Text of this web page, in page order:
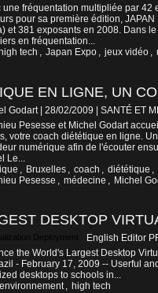
une fréquentation multipliée par 42
pour sa première édition,
et 381 exposants en 2008. Dans
en fréquentation...
high tech , Japan Expo , jeux vidéo ,
EN LIGNE, UN
Godart | 28/02/2009
SANTÉ ET
Pesesse et Michel Godart
votre coach diététique en ligne.
numérique afin de l'écouter
Le...
, Bruxelles , coach , diététique ,
Pesesse , médecine , Michel
DESKTOP
English Editor
the World's Largest Desktop
- February 17, 2009 -- Userful
desktops to schools in...
environnement , high tech